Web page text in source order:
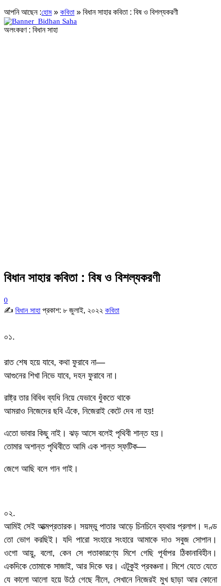
আপনি আছেন :হোম » কবিতা » বিধান সাহার কবিতা : বিষ ও বিশল্যকরণী
অলংকরণ : বিধান সাহা
বিধান সাহার কবিতা : বিষ ও বিশল্যকরণী
0
✍ বিধান সাহা প্রকাশ: ৮ জুলাই, ২০২২ কবিতা
০১.
রাত শেষ হয়ে যাবে, কথা ফুরাবে না—
আগুনের শিখা নিভে যাবে, দহন ফুরাবে না।
রাষ্ট্র তার বিবিধ ব্যধি নিয়ে যেভাবে ধুঁকতে থাকে
আমরাও নিজেদের ছবি এঁকে, নিজেরাই কেটে দেব না হয়!
এতো ভাবার কিছু নাই। ঝড় আসে বলেই পৃথিবী শান্ত হয়।
তোমার অশান্ত পৃথিবীতে আমি এক শান্ত স্ফটিক—
জেগে আছি বলে গান গাই।
০২.
আমিই সেই আত্মপ্রতারক। সয়ম্ভু পাতার আড়ে চিনচিনে ব্যথার প্রলাপ। দণ্ড
তো ভোগ করছিই। যদি পারো সংহারে সংহারে আমাকে দাও সবুজ সোপান।
ওগো আয়ু, বলো, কেন সে পতাকারণ্যে মিশে গেছি পূর্বাপর ঠিকানাবিহীন।
একদিকে তোমাকে সাজাই, আর দিকে ঘর। এটুকুই প্রবঞ্চনা। মিশে যেতে যেতে
যে কালো আলো হয়ে উঠে গেছে নীলে, সেখানে নিজেরই মুখ ছাড়া আর কোনো